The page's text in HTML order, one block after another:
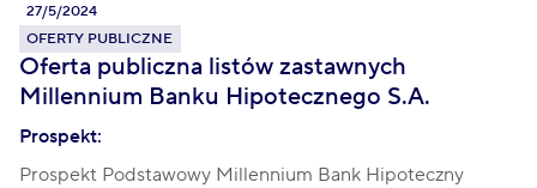
27/5/2024
OFERTY PUBLICZNE
Oferta publiczna listów zastawnych
Millennium Banku Hipotecznego S.A.
Prospekt:
Prospekt Podstawowy Millennium Bank Hipoteczny